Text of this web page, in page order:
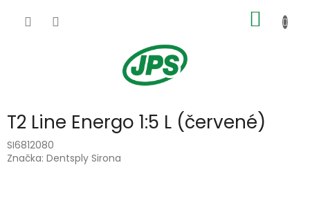
KOŠÍK
T2 Line Energo 1:5 L (červené)
SI6812080
Značka: Dentsply Sirona